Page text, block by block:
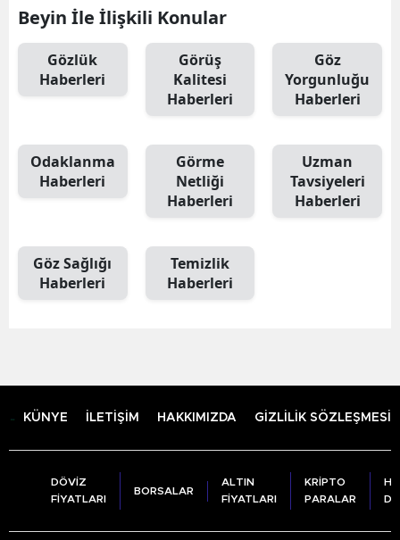
Beyin İle İlişkili Konular
Gözlük
Haberleri
Görüş
Kalitesi
Haberleri
Göz
Yorgunluğu
Haberleri
Odaklanma
Haberleri
Görme
Netliği
Haberleri
Uzman
Tavsiyeleri
Haberleri
Göz Sağlığı
Haberleri
Temizlik
Haberleri
KÜNYE İLETİŞİM HAKKIMIZDA GİZLİLİK SÖZLEŞMESİ
DÖVİZ
FİYATLARI
BORSALAR
ALTIN
FİYATLARI
KRİPTO
PARALAR